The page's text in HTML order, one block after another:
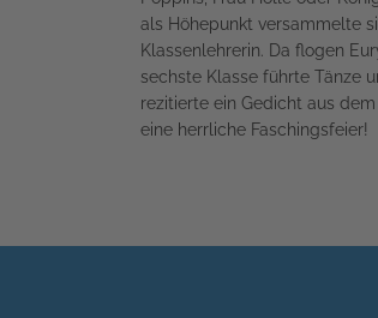
als Höhepunkt versammelte
Klassenlehrerin. Da flogen
sechste Klasse führte Tänze
rezitierte ein Gedicht aus
eine herrliche Faschingsfeier!